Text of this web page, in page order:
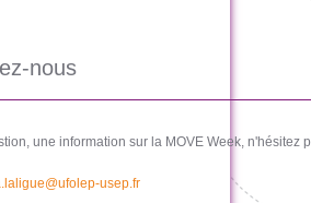
nous
une information sur la MOVE Week, n'hésitez
usep.fr